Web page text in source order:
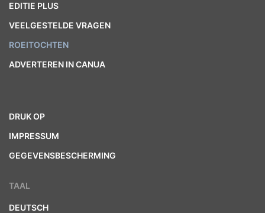
EDITIE PLUS
VEELGESTELDE VRAGEN
ROEITOCHTEN
ADVERTEREN IN CANUA
DRUK OP
IMPRESSUM
GEGEVENSBESCHERMING
TAAL
DEUTSCH